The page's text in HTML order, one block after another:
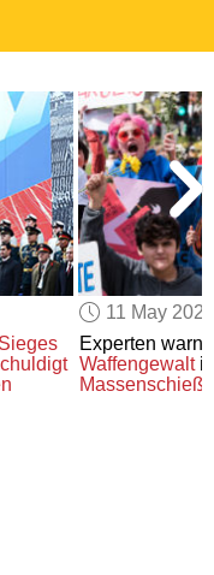
LICENSES
Sieges
11 May
Experten
Waffengewalt